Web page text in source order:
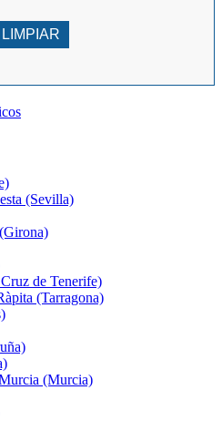
LIMPIAR
(Sevilla)
de Tenerife)
(Tarragona)
(Murcia)